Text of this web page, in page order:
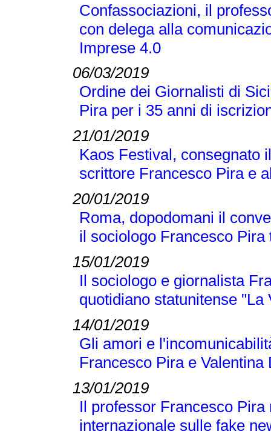
Confassociazioni, il
con delega alla
Imprese 4.0
06/03/2019
Ordine dei Giornalisti di
Pira per i 35 anni di
21/01/2019
Kaos Festival, consegnato
scrittore Francesco Pira e
20/01/2019
Roma, dopodomani il
il sociologo Francesco Pira
15/01/2019
Il sociologo e giornalista
quotidiano statunitense "La
14/01/2019
Gli amori e
Francesco Pira e Valentina
13/01/2019
Il professor Francesco
internazionale sulle fake